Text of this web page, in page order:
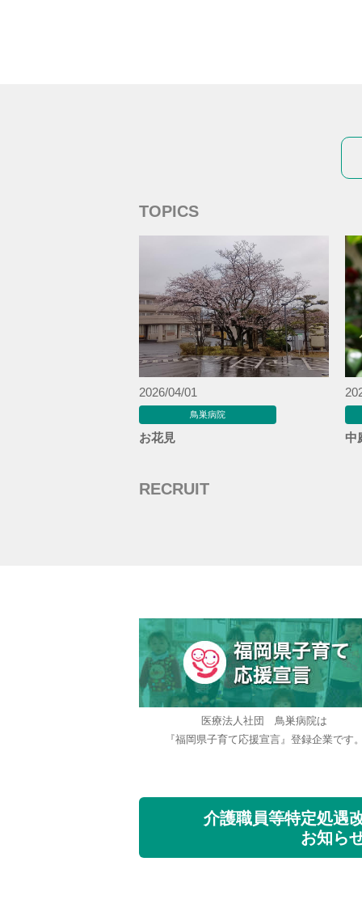
TOPICS
2026/04/01
鳥巣病院
お花見 中
RECRUIT
医療法人社団 鳥巣病院は
『福岡県子育て応援宣言』登録企業です
介護職員等特定処遇
お知ら